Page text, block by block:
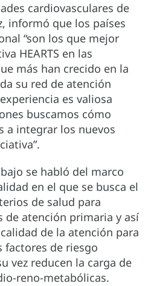
cardiovasculares de
informó que los países
“son los que mejor
HEARTS en las
más han crecido en la
su red de atención
es valiosa
buscamos cómo
a integrar los nuevos
se habló del marco
en el que se busca el
de salud para
de atención primaria y así
de la atención para
de riesgo
vez reducen la carga de
reno-metabólicas.